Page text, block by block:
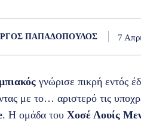
ΠΑΠΑΔΟΠΟΥΛΟΣ 7
γνώρισε πικρή εντός
με το… αριστερό τις
. Η ομάδα του Χοσέ Λουίς